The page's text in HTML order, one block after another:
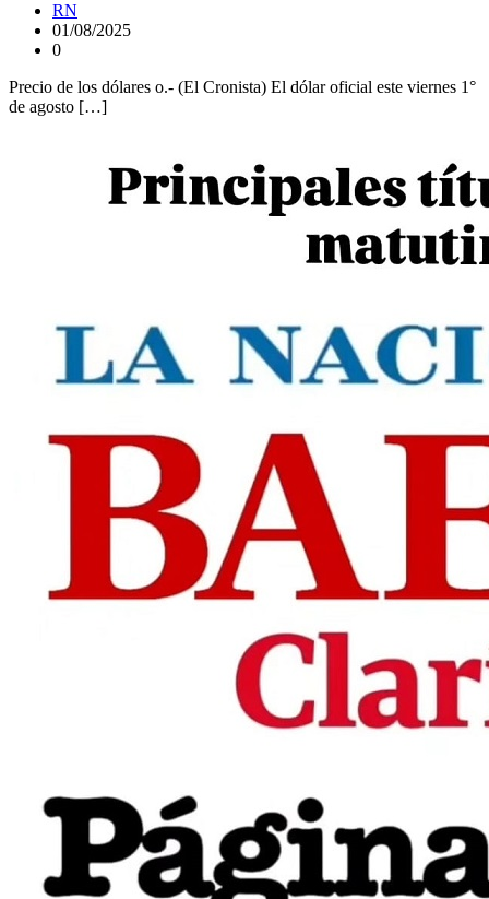
RN
01/08/2025
0
Precio de los dólares o.- (El Cronista) El dólar oficial este viernes 1°
de agosto […]